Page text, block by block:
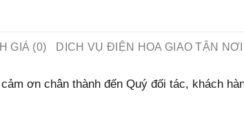
GIÁ (0) DỊCH VỤ ĐIỆN HOA GIAO TẬN NƠI
ơn chân thành đến Quý đối tác, khách